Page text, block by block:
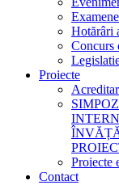
Examene
Hotărâri
Concurs
Proiecte
Proiecte
Contact